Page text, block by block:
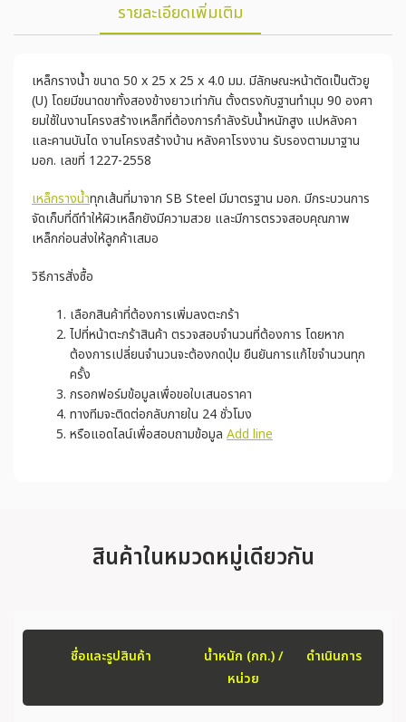
รายละเอียดเพิ่มเติม
เหล็กรางน้ำ ขนาด 50 x 25 x 25 x 4.0 มม. มีลักษณะหน้าตัดเป็นตัวยู
(U) โดยมีขนาดขาทั้งสองข้างยาวเท่ากัน ตั้งตรงกับฐานทำมุม 90 องศา
ยมใช้ในงานโครงสร้างเหล็กที่ต้องการกำลังรับน้ำหนักสูง แปหลังคา
และคานบันได งานโครงสร้างบ้าน หลังคาโรงงาน รับรองตามมาฐาน
มอก. เลขที่ 1227-2558
เหล็กรางน้ำทุกเส้นที่มาจาก SB Steel มีมาตรฐาน มอก. มีกระบวนการ
จัดเก็บที่ดีทำให้ผิวเหล็กยังมีความสวย และมีการตรวจสอบคุณภาพ
เหล็กก่อนส่งให้ลูกค้าเสมอ
วิธีการสั่งซื้อ
เลือกสินค้าที่ต้องการเพิ่มลงตะกร้า
ไปที่หน้าตะกร้าสินค้า ตรวจสอบจำนวนที่ต้องการ โดยหาก
ต้องการเปลี่ยนจำนวนจะต้องกดปุ่ม ยืนยันการแก้ไขจำนวนทุก
ครั้ง
กรอกฟอร์มข้อมูลเพื่อขอใบเสนอราคา
ทางทีมจะติดต่อกลับภายใน 24 ชั่วโมง
หรือแอดไลน์เพื่อสอบถามข้อมูล Add line
สินค้าในหมวดหมู่เดียวกัน
ชื่อและรูปสินค้า
น้ำหนัก (กก.) /
หน่วย
ดำเนินการ